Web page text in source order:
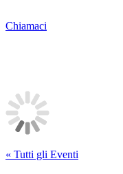
Chiamaci
« Tutti gli Eventi